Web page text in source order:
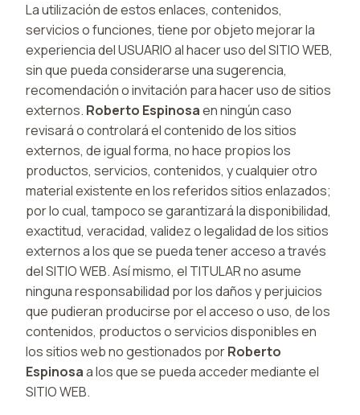
La utilización de estos enlaces, contenidos,
servicios o funciones, tiene por objeto mejorar la
experiencia del USUARIO al hacer uso del SITIO WEB,
sin que pueda considerarse una sugerencia,
recomendación o invitación para hacer uso de sitios
externos. Roberto Espinosaen ningún caso
revisará o controlará el contenido de los sitios
externos, de igual forma, no hace propios los
productos, servicios, contenidos, y cualquier otro
material existente en los referidos sitios enlazados;
por lo cual, tampoco se garantizará la disponibilidad,
exactitud, veracidad, validez o legalidad de los sitios
externos a los que se pueda tener acceso a través
del SITIO WEB. Así mismo, el TITULAR no asume
ninguna responsabilidad por los daños y perjuicios
que pudieran producirse por el acceso o uso, de los
contenidos, productos o servicios disponibles en
los sitios web no gestionados porRoberto
Espinosaa los que se pueda acceder mediante el
SITIO WEB.